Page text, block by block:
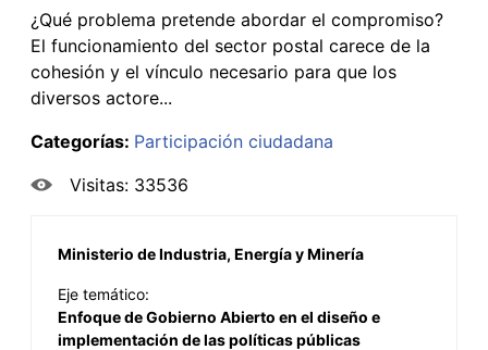
¿Qué problema pretende abordar el compromiso?
El funcionamiento del sector postal carece de la
cohesión y el vínculo necesario para que los
diversos actore...
Categorías: Participación ciudadana
Visitas: 33536
Ministerio de Industria, Energía y Minería
Eje temático:
Enfoque de Gobierno Abierto en el diseño e
implementación de las políticas públicas